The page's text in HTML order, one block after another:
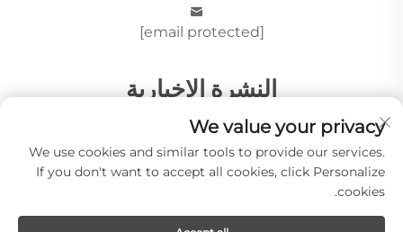
[email protected]
النشرة الإخبارية
أرسِل
We value your privacy
We use cookies and similar tools to provide our services.
If you don't want to accept all cookies, click Personalize
cookies.